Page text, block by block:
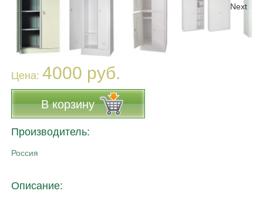
Next
Цена: 4000 руб.
В корзину
Производитель:
Россия
Описание: